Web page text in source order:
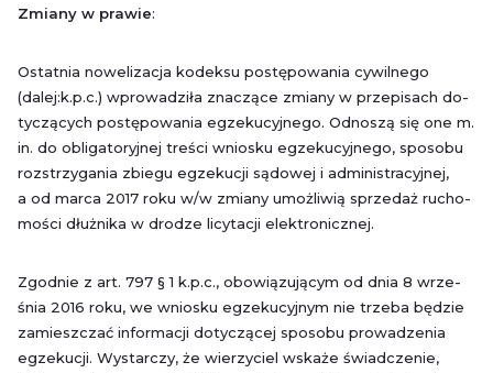
Zmia­ny w pra­wie:
Ostat­nia no­we­li­za­cja ko­dek­su po­stę­po­wa­nia cy­wil­ne­go
(dalej:k.p.c.) wpro­wa­dzi­ła zna­czą­ce zmia­ny w prze­pi­sach do­
ty­czą­cych po­stę­po­wa­nia eg­ze­ku­cyj­ne­go. Od­no­szą się one m.​
in. do ob­li­ga­to­ryj­nej tre­ści wnio­sku eg­ze­ku­cyj­ne­go, spo­so­bu
roz­strzy­ga­nia zbie­gu eg­ze­ku­cji są­do­wej i ad­mi­ni­stra­cyj­nej,
a od marca 2017 roku w/w zmia­ny umoż­li­wią sprze­daż ru­cho­
mo­ści dłuż­ni­ka w dro­dze li­cy­ta­cji elek­tro­nicz­nej.
Zgod­nie z art. 797 § 1 k.p.c., obo­wią­zu­ją­cym od dnia 8 wrze­
śnia 2016 roku, we wnio­sku eg­ze­ku­cyj­nym nie trze­ba bę­dzie
za­miesz­czać in­for­ma­cji do­ty­czą­cej spo­so­bu pro­wa­dze­nia
eg­ze­ku­cji. Wy­star­czy, że wie­rzy­ciel wska­że świad­cze­nie,